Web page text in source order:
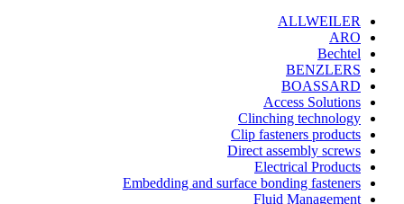
ALLWEILER
ARO
Bechtel
BENZLERS
BOASSARD
Access Solutions
Clinching technology
Clip fasteners products
Direct assembly screws
Electrical Products
Embedding and surface bonding fasteners
Fluid Management